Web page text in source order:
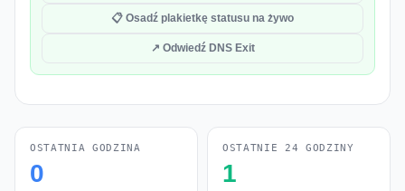
📋 Osadź plakietkę statusu na żywo
↗ Odwiedź DNS Exit
OSTATNIA GODZINA
0
OSTATNIE 24 GODZINY
1